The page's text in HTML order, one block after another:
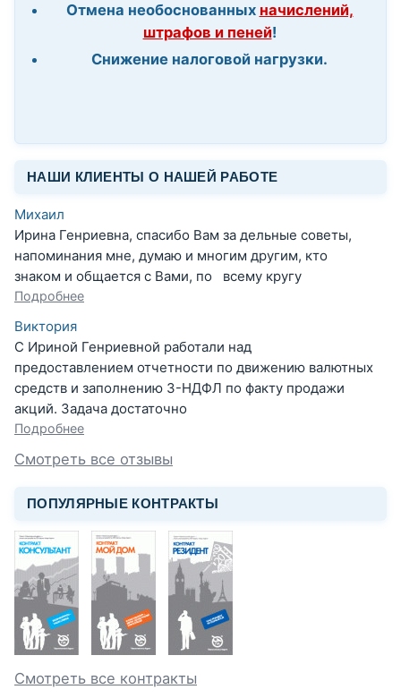
Отмена необоснованных начислений,
штрафов и пеней!
Снижение налоговой нагрузки.
НАШИ КЛИЕНТЫ О НАШЕЙ РАБОТЕ
Михаил
Ирина Генриевна, спасибо Вам за дельные советы,
напоминания мне, думаю и многим другим, кто
знаком и общается с Вами, по всему кругу
Подробнее
Виктория
С Ириной Генриевной работали над
предоставлением отчетности по движению валютных
средств и заполнению 3-НДФЛ по факту продажи
акций. Задача достаточно
Подробнее
Смотреть все отзывы
ПОПУЛЯРНЫЕ КОНТРАКТЫ
Смотреть все контракты